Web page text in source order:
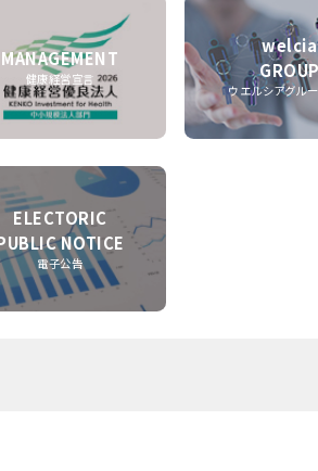
MANAGEMENT
健康経営宣言
welcia
GROUP
ウエルシアグル
ELECTORIC
NOTICE
電子公告